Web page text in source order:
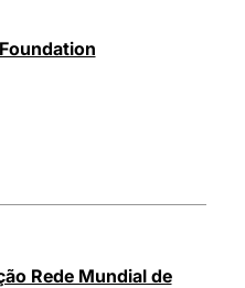
Rede Mundial de